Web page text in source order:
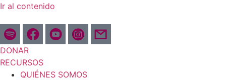
Ir al contenido
DONAR
RECURSOS
QUIÉNES SOMOS